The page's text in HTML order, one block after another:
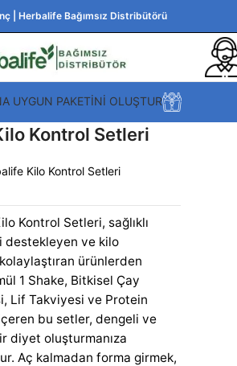
| Herbalife Bağımsız Distribütörü
UYGUN PAKETİNİ OLUŞTUR
Kontrol Setleri
Kilo Kontrol Setleri
Kontrol Setleri, sağlıklı
destekleyen ve kilo
ürünlerden
1 Shake, Bitkisel Çay
Lif Takviyesi ve Protein
bu setler, dengeli ve
diyet oluşturmanıza
Aç kalmadan forma girmek,